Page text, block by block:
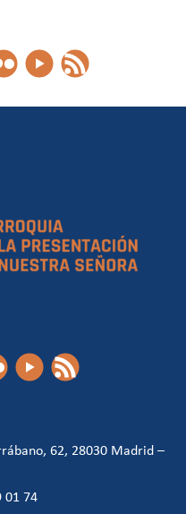
62, 28030 Madrid –
01 74